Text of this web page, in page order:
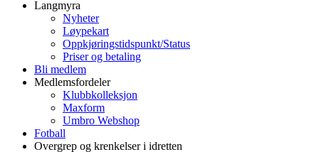
Langmyra
Nyheter
Løypekart
Oppkjøringstidspunkt/Status
Priser og betaling
Bli medlem
Medlemsfordeler
Klubbkolleksjon
Maxform
Umbro Webshop
Fotball
Overgrep og krenkelser i idretten